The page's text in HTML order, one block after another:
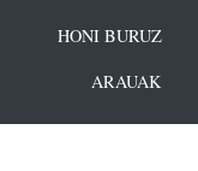
HONI BURUZ
ARAUAK